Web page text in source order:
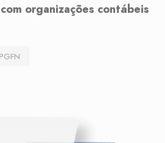
organizações contábeis
PGFN